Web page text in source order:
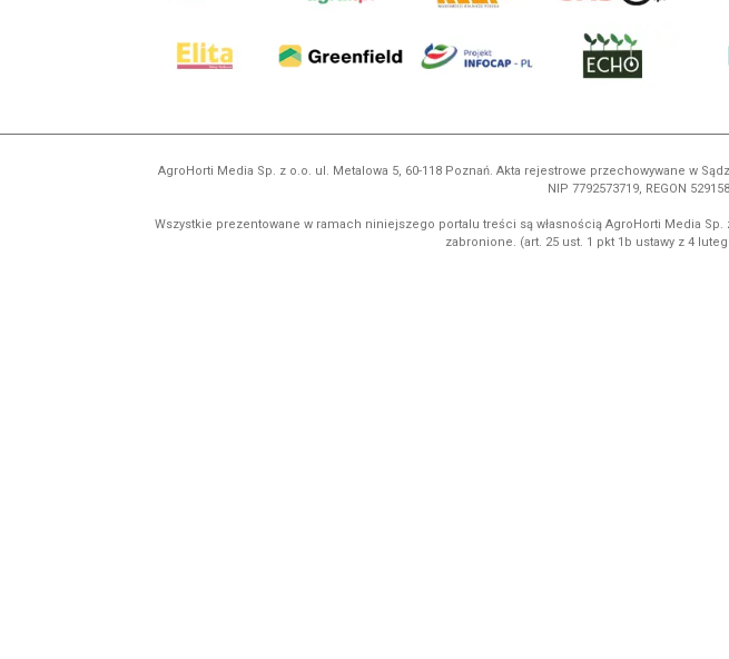
AgroHorti Media Sp. z o.o. ul. Metalowa 5, 60-118 Poznań. Akta rejestrowe przechowywane w
NIP 7792573719, REGON
Wszystkie prezentowane w ramach niniejszego portalu treści są własnością AgroHorti Media
zabronione. (art. 25 ust. 1 pkt 1b ustawy z 4